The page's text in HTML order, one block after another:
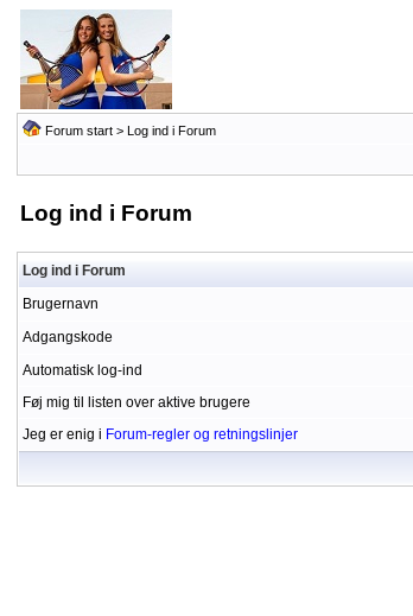
Forum start> Log ind i Forum
Log ind i Forum
Log ind i Forum
Brugernavn
Adgangskode
Automatisk log-ind
Føj mig til listen over aktive brugere
Jeg er enig i Forum-regler og retningslinjer